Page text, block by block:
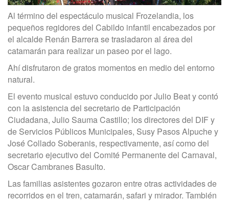
Al término del espectáculo musical Frozelandia, los
pequeños regidores del Cabildo infantil encabezados por
el alcalde Renán Barrera se trasladaron al área del
catamarán para realizar un paseo por el lago.
Ahí disfrutaron de gratos momentos en medio del entorno
natural.
El evento musical estuvo conducido por Julio Beat y contó
con la asistencia del secretario de Participación
Ciudadana, Julio Sauma Castillo; los directores del DIF y
de Servicios Públicos Municipales, Susy Pasos Alpuche y
José Collado Soberanis, respectivamente, así como del
secretario ejecutivo del Comité Permanente del Carnaval,
Oscar Cambranes Basulto.
Las familias asistentes gozaron entre otras actividades de
recorridos en el tren, catamarán, safari y mirador. También